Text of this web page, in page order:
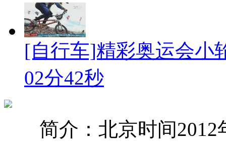
[自行车]精彩奥运会小
02分42秒
简介：北京时间2012